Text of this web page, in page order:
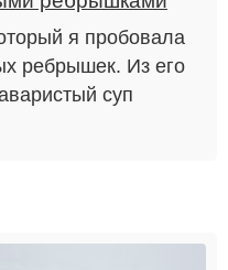
я пробовала
ребрышек. Из его
суп